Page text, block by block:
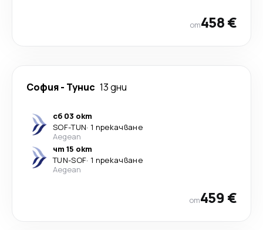
от458 €
София- Тунис 13 дни
сб 03 окт
SOF-TUN· 1 прекачване
Aegean
чт 15 окт
TUN-SOF· 1 прекачване
Aegean
от459 €